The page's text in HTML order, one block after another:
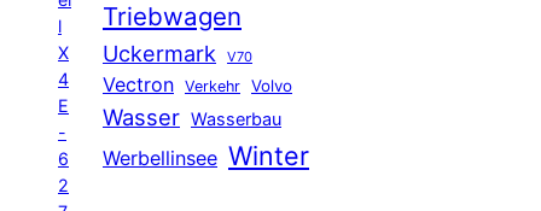
l
X
4
E
-
6
2
Triebwagen
Uckermark V70
Vectron Verkehr Volvo
Wasser Wasserbau
Werbellinsee Winter